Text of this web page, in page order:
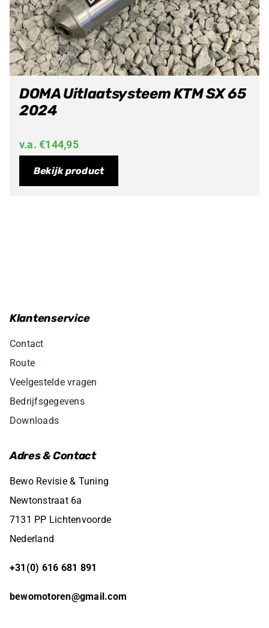
DOMA Uitlaatsysteem KTM SX 65
2024
v.a.€144,95
Bekijk product
Klantenservice
Contact
Route
Veelgestelde vragen
Bedrijfsgegevens
Downloads
Adres & Contact
Bewo Revisie & Tuning
Newtonstraat 6a
7131 PP Lichtenvoorde
Nederland
+31(0) 616 681 891
bewomotoren@gmail.com